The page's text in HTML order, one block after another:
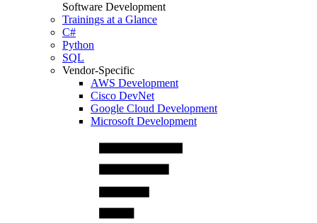
Software Development
Trainings at a Glance
C#
Python
SQL
Vendor-Specific
AWS Development
Cisco DevNet
Google Cloud Development
Microsoft Development